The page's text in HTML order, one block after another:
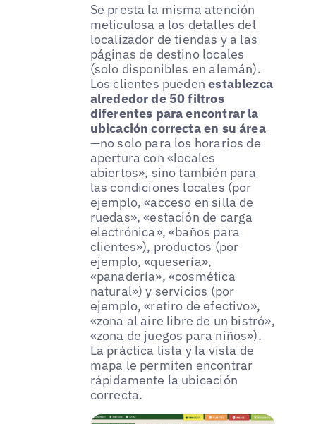
Se presta la misma atención
meticulosa a los detalles del
localizador de tiendas y a las
páginas de destino locales
(solo disponibles en alemán).
Los clientes puedenestablezca
alrededor de 50 filtros
diferentes para encontrar la
ubicación correcta en su área
—no solo para los horarios de
apertura con «locales
abiertos», sino también para
las condiciones locales (por
ejemplo, «acceso en silla de
ruedas», «estación de carga
electrónica», «baños para
clientes»), productos (por
ejemplo, «quesería»,
«panadería», «cosmética
natural») y servicios (por
ejemplo, «retiro de efectivo»,
«zona al aire libre de un bistró»,
«zona de juegos para niños»).
La práctica lista y la vista de
mapa le permiten encontrar
rápidamente la ubicación
correcta.